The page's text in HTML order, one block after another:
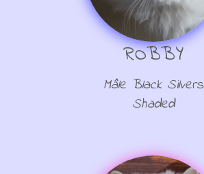
ROBBY
Mâle Black Silvers
Shaded